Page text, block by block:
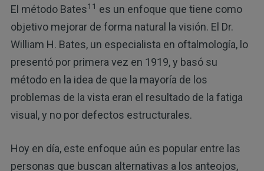
El método Bates11 es un enfoque que tiene como
objetivo mejorar de forma natural la visión. El Dr.
William H. Bates, un especialista en oftalmología, lo
presentó por primera vez en 1919, y basó su
método en la idea de que la mayoría de los
problemas de la vista eran el resultado de la fatiga
visual, y no por defectos estructurales.
Hoy en día, este enfoque aún es popular entre las
personas que buscan alternativas a los anteojos,